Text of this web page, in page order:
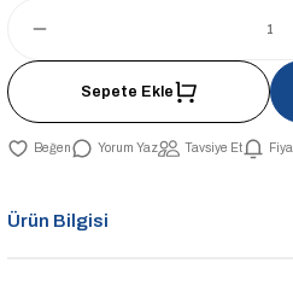
Sepete Ekle
Yorum Yaz Tavsiye Et
Ürün Bilgisi